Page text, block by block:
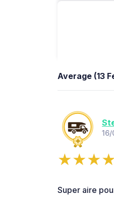
Average (13
Super aire